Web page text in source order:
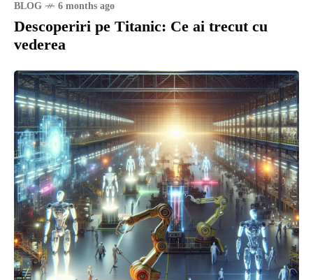
BLOG 6 months ago
Descoperiri pe Titanic: Ce ai trecut cu
vederea